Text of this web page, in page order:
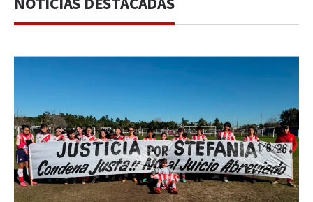
NOTICIAS DESTACADAS